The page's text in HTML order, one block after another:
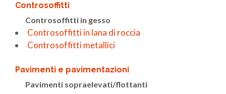
Controsoffitti
Controsoffitti in gesso
Controsoffitti in lana di roccia
Controsoffitti metallici
Pavimenti e pavimentazioni
Pavimenti sopraelevati/flottanti